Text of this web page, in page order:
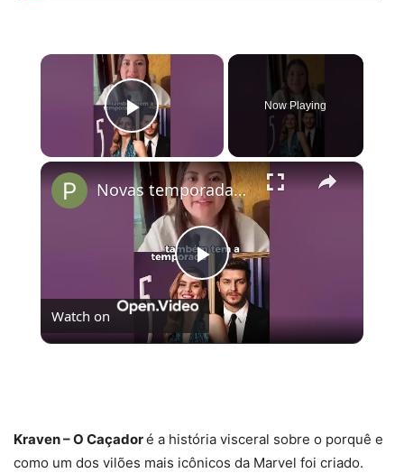
×
Play Video
Now Playing
×
Play
Video
Novas temporadas de Casamento às Cegas já está disponível
Watch on
Kraven – O Caçadoré a história visceral sobre o porquê e
como um dos vilões mais icônicos da Marvel foi criado.